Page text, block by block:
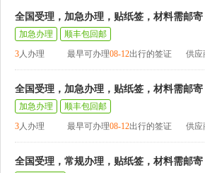
全国受理，加急办理，贴纸签，材料需邮寄
加急办理
顺丰包回邮
3人办理 最早可办理08-12出行的签证 供应
全国受理，加急办理，贴纸签，材料需邮寄
加急办理
顺丰包回邮
3人办理 最早可办理08-12出行的签证 供应
全国受理，常规办理，贴纸签，材料需邮寄